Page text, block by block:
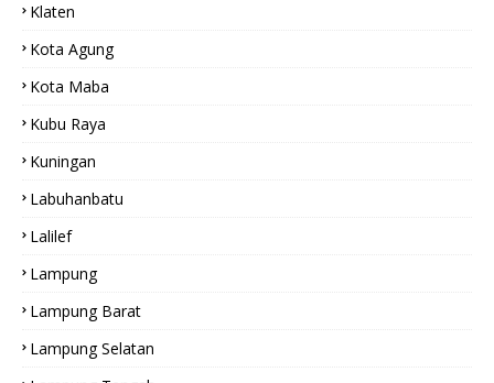
Klaten
Kota Agung
Kota Maba
Kubu Raya
Kuningan
Labuhanbatu
Lalilef
Lampung
Lampung Barat
Lampung Selatan